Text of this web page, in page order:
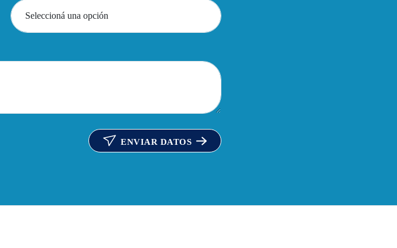
ENVIAR DATOS